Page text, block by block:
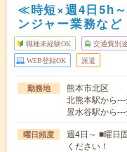
≪時短×週4日5h
ンジャー業務など
職種未経験OK 交通費別
WEB登録OK 派遣
勤務地
熊本市北区
北熊本駅から
景水谷駅から
曜日頻度
週4日～ ■曜日
ください！